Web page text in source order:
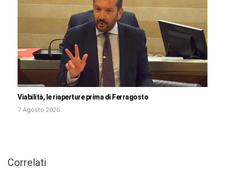
Viabilità, le riaperture prima di Ferragosto
7 Agosto 2026
Correlati